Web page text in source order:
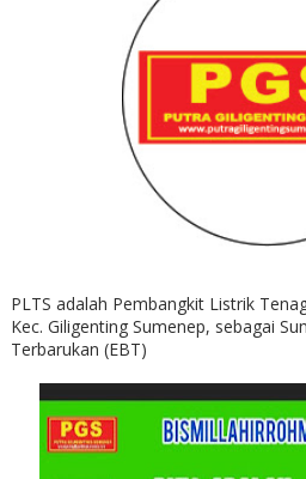
PLTS adalah Pembangkit Listrik
Kec. Giligenting Sumenep, sebagai
Terbarukan (EBT)